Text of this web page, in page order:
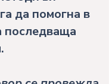
да помогна в
последваща